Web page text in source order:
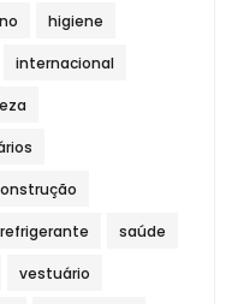
higiene
internacional
refrigerante saúde
vestuário